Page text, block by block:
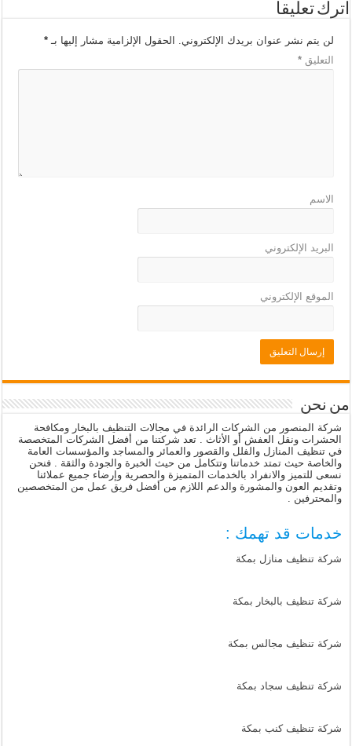
اترك تعليقاً
لن يتم نشر عنوان بريدك الإلكتروني. الحقول الإلزامية مشار إليها بـ*
التعليق*
الاسم
البريد الإلكتروني
الموقع الإلكتروني
من نحن
شركة المنصور من الشركات الرائدة في مجالات التنظيف بالبخار ومكافحة
الحشرات ونقل العفش أو الأثاث . تعد شركتنا من أفضل الشركات المتخصصة
في تنظيف المنازل والفلل والقصور والعمائر والمساجد والمؤسسات العامة
والخاصة حيث تمتد خدماتنا وتتكامل من حيث الخبرة والجودة والثقة . فنحن
نسعى للتميز والانفراد بالخدمات المتميزة والحصرية وإرضاء جميع عملائنا
وتقديم العون والمشورة والدعم اللازم من أفضل فريق عمل من المتخصصين
والمحترفين .
خدمات قد تهمك :
شركة تنظيف منازل بمكة
شركة تنظيف بالبخار بمكة
شركة تنظيف مجالس بمكة
شركة تنظيف سجاد بمكة
شركة تنظيف كنب بمكة